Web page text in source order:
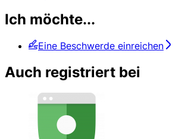
Ich möchte...
Eine Beschwerde einreichen
Auch registriert bei